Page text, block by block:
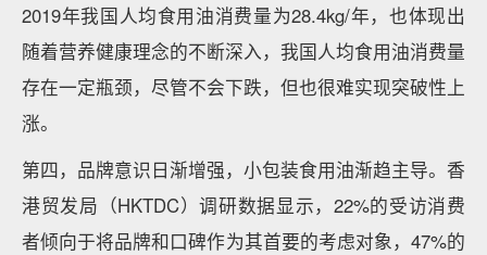
2019年我国人均食用油消费量为28.4kg/年，也体现出
随着营养健康理念的不断深入，我国人均食用油消费量
存在一定瓶颈，尽管不会下跌，但也很难实现突破性上
涨。
第四，品牌意识日渐增强，小包装食用油渐趋主导。香
港贸发局（HKTDC）调研数据显示，22%的受访消费
者倾向于将品牌和口碑作为其首要的考虑对象，47%的